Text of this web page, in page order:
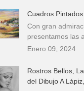
Cuadros
Con gran
presentamos las
Enero 09, 2024
Rostros Bellos,
del Dibujo A